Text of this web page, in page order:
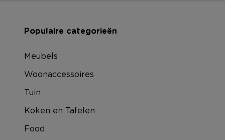
Populaire categorieën
Meubels
Woonaccessoires
Tuin
Koken en Tafelen
Food